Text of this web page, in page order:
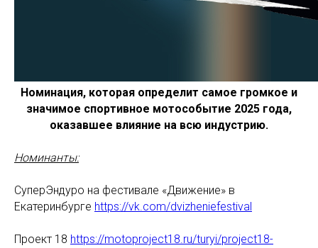
Номинация, которая определит самое громкое и
значимое спортивное мотособытие 2025 года,
оказавшее влияние на всю индустрию.
Номинанты:
СуперЭндуро на фестивале «Движение» в
Екатеринбурге https://vk.com/dvizheniefestival
Проект 18 https://motoproject18.ru/turyi/project18-